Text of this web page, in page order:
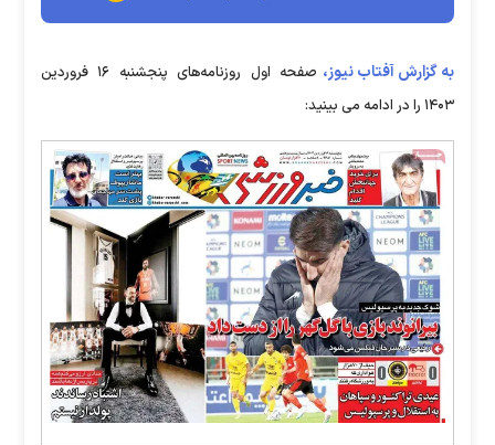
به گزارش آفتاب نیوز،
صفحه اول روزنامه‌های پنجشنبه ۱۶ فروردین
۱۴۰۳ را در ادامه می بینید: